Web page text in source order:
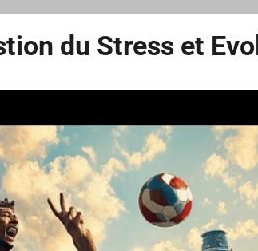
du Stress et